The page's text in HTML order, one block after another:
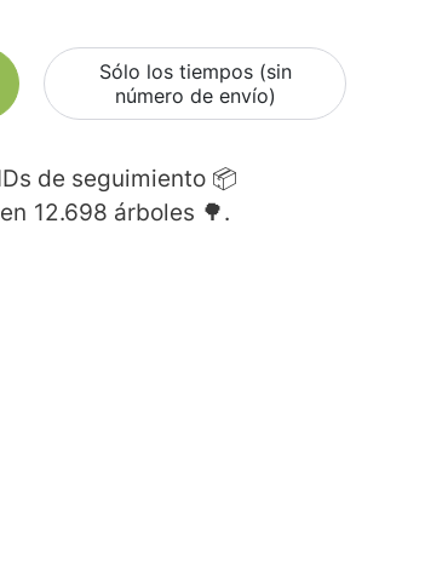
Sólo los tiempos (sin
número de envío)
de seguimiento 📦
12.698 árboles 🌳.